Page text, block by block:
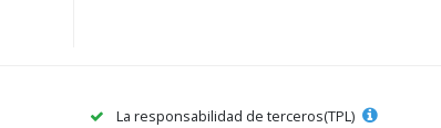
La responsabilidad de terceros(TPL)